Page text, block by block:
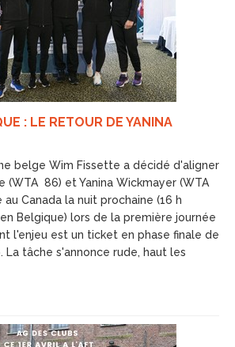
: LE RETOUR DE YANINA
belge Wim Fissette a décidé d'aligner
(WTA 86) et Yanina Wickmayer (WTA
Canada la nuit prochaine (16 h
Belgique) lors de la première journée
l'enjeu est un ticket en phase finale de
La tâche s'annonce rude, haut les